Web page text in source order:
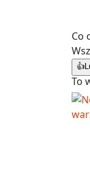
Co
👍
To